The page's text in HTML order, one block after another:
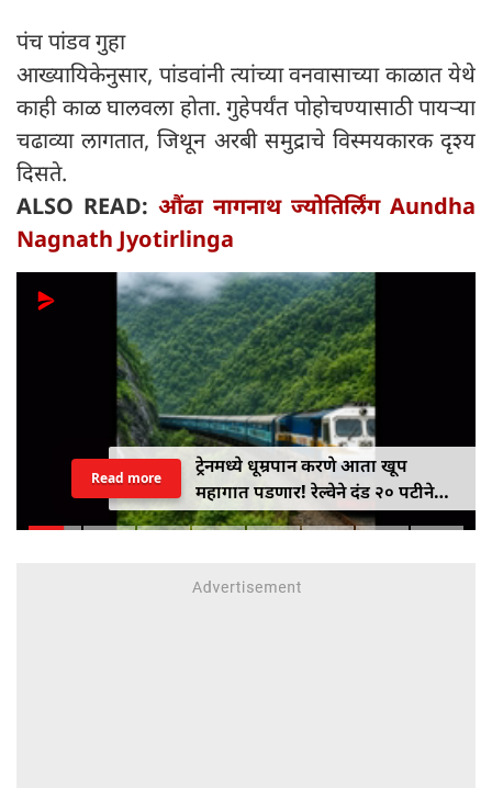
पंच पांडव गुहा
आख्यायिकेनुसार, पांडवांनी त्यांच्या वनवासाच्या काळात येथे
काही काळ घालवला होता. गुहेपर्यंत पोहोचण्यासाठी पायऱ्या
चढाव्या लागतात, जिथून अरबी समुद्राचे विस्मयकारक दृश्य
दिसते.
ALSO READ: औंढा नागनाथ ज्योतिर्लिंग Aundha
Nagnath Jyotirlinga
ट्रेनमध्ये धूम्रपान करणे आता खूप
महागात पडणार! रेल्वेने दंड २० पटीने
वाढवून ₹१०० वरून ₹२,००० केला
Read more